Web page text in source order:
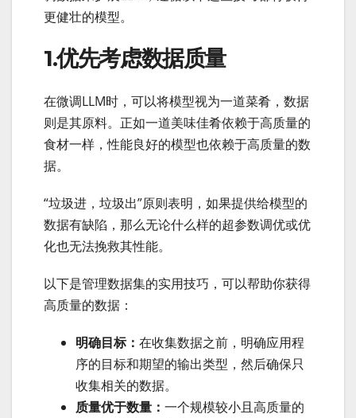
更健壮的模型。
1.优先考虑数据质量
在微调LLM时，可以将模型视为一道菜肴，数据
则是其原料。正如一道美味佳肴依赖于高质量的
食材一样，性能良好的模型也依赖于高质量的数
据。
“垃圾进，垃圾出”原则表明，如果提供给模型的
数据有缺陷，那么无论什么样的超参数调优或优
化也无法挽救其性能。
以下是管理数据集的实用技巧，可以帮助你获得
高质量的数据：
明确目标： 在收集数据之前，明确应用程
序的目标和期望的输出类型，然后确保只
收集相关的数据。
质量优于数量： 一个规模较小且高质量的